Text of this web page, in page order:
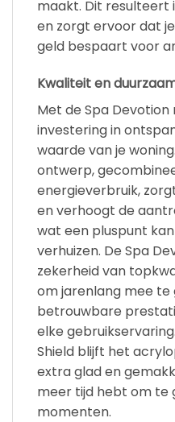
maakt. Dit resulteert
en zorgt ervoor dat
geld bespaart voor
Kwaliteit en
Met de Spa
investering in
waarde van je
ontwerp,
energieverbruik,
en verhoogt de
wat een pluspunt
verhuizen. De Spa
zekerheid van
om jarenlang mee te
betrouwbare
elke
Shield blijft het
extra glad en
meer tijd hebt om te
momenten.